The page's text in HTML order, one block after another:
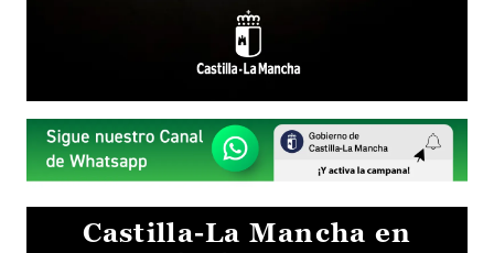
Castilla-La Mancha en